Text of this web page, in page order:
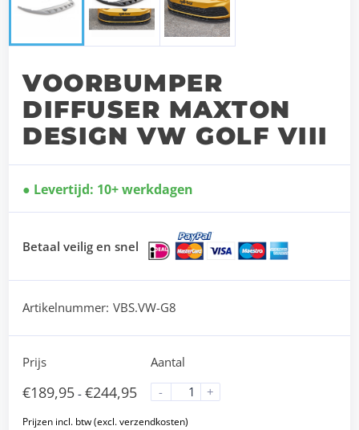
VOORBUMPER
DIFFUSER MAXTON
DESIGN VW GOLF VIII
Levertijd: 10+ werkdagen
Betaal veilig en snel
Artikelnummer: VBS.VW-G8
Prijs
€189,95 - €244,95
Aantal
-
+